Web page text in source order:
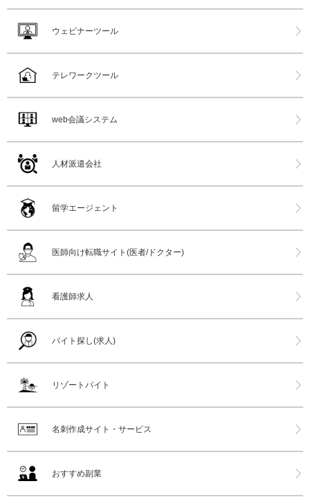
ウェビナーツール
テレワークツール
web会議システム
人材派遣会社
留学エージェント
医師向け転職サイト(医者/ドクター)
看護師求人
バイト探し(求人)
リゾートバイト
名刺作成サイト・サービス
おすすめ副業